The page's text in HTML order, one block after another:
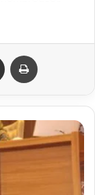
Partager par email